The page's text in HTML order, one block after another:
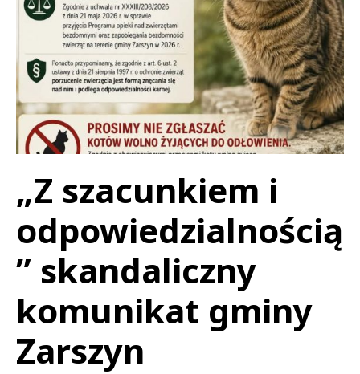
„Z szacunkiem i
odpowiedzialnością
” skandaliczny
komunikat gminy
Zarszyn